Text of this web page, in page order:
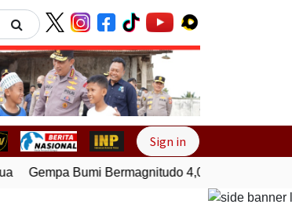
Next
Sign in
Gempa Bumi Bermagnitudo 4,0 Guncang